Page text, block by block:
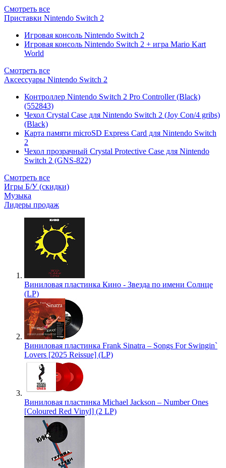
Смотреть все
Приставки Nintendo Switch 2
Игровая консоль Nintendo Switch 2
Игровая консоль Nintendo Switch 2 + игра Mario Kart
World
Смотреть все
Аксессуары Nintendo Switch 2
Контроллер Nintendo Switch 2 Pro Controller (Black)
(552843)
Чехол Сrystal Сase для Nintendo Switch 2 (Joy Con/4 gribs)
(Black)
Карта памяти microSD Express Card для Nintendo Switch
2
Чехол прозрачный Crystal Protective Case для Nintendo
Switch 2 (GNS-822)
Смотреть все
Игры Б/У (скидки)
Музыка
Лидеры продаж
Виниловая пластинка Кино - Звезда по имени Солнце
(LP)
Виниловая пластинка Frank Sinatra – Songs For Swingin`
Lovers [2025 Reissue] (LP)
Виниловая пластинка Michael Jackson – Number Ones
[Coloured Red Vinyl] (2 LP)